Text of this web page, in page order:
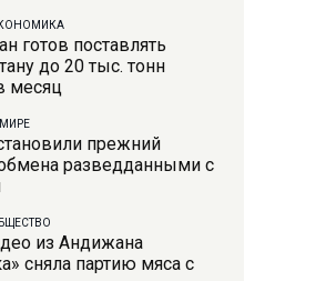
готов поставлять
до 20 тыс. тонн
месяц
МИРЕ
прежний
разведданными с
из Андижана
сняла партию мяса с